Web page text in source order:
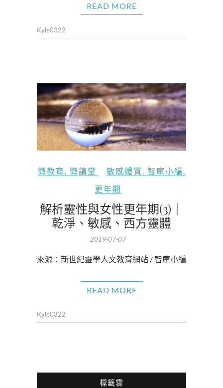
READ MORE
Kyle0322
微教育 , 微講堂 敏感體質, 智庫小編 ,
更年期
解析靈性與女性更年期(3)｜
乾淨、敏感、西方靈體
2019-07-07
來源：新世紀靈學人文教育網站 / 智庫小編
READ MORE
Kyle0322
標籤雲